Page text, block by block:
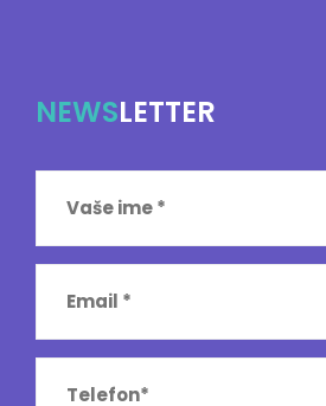
NEWSLETTER